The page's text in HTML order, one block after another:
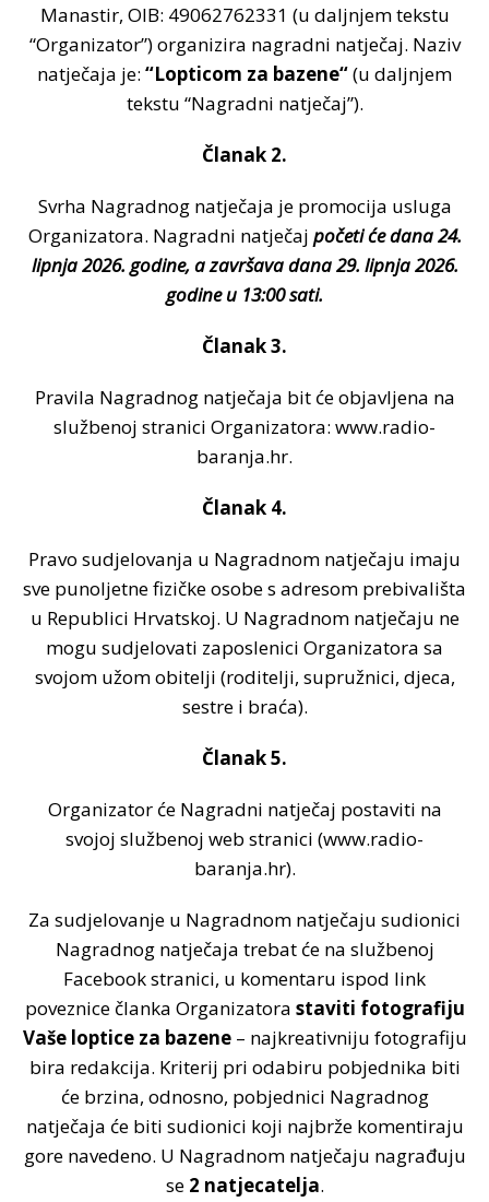
Manastir, OIB: 49062762331 (u daljnjem tekstu
“Organizator”) organizira nagradni natječaj. Naziv
natječaja je: “Lopticom za bazene“(u daljnjem
tekstu “Nagradni natječaj”).
Članak 2.
Svrha Nagradnog natječaja je promocija usluga
Organizatora. Nagradni natječaj početi će dana 24.
lipnja 2026. godine, a završava dana 29. lipnja 2026.
godine u 13:00 sati.
Članak 3.
Pravila Nagradnog natječaja bit će objavljena na
službenoj stranici Organizatora: www.radio-
baranja.hr.
Članak 4.
Pravo sudjelovanja u Nagradnom natječaju imaju
sve punoljetne fizičke osobe s adresom prebivališta
u Republici Hrvatskoj. U Nagradnom natječaju ne
mogu sudjelovati zaposlenici Organizatora sa
svojom užom obitelji (roditelji, supružnici, djeca,
sestre i braća).
Članak 5.
Organizator će Nagradni natječaj postaviti na
svojoj službenoj web stranici (www.radio-
baranja.hr).
Za sudjelovanje u Nagradnom natječaju sudionici
Nagradnog natječaja trebat će na službenoj
Facebook stranici, u komentaru ispod link
poveznice članka Organizatora staviti fotografiju
Vaše loptice za bazene– najkreativniju fotografiju
bira redakcija. Kriterij pri odabiru pobjednika biti
će brzina, odnosno, pobjednici Nagradnog
natječaja će biti sudionici koji najbrže komentiraju
gore navedeno. U Nagradnom natječaju nagrađuju
se 2 natjecatelja.